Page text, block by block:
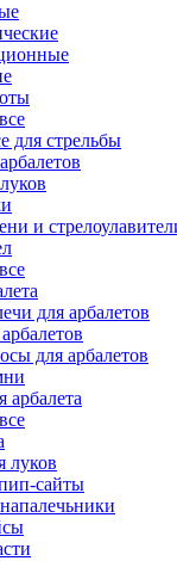
для стрельбы
и
для арбалетов
для арбалетов
арбалета
луков
сайты